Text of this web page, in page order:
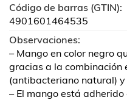
Código de barras (GTIN):
4901601464535
Observaciones:
– Mango en color negro
gracias a la combinación
(antibacteriano natural)
– El mango está